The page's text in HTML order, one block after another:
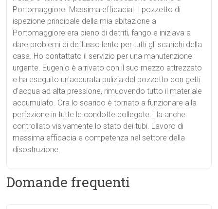
Portomaggiore. Massima efficacia! Il pozzetto di
ispezione principale della mia abitazione a
Portomaggiore era pieno di detriti, fango e iniziava a
dare problemi di deflusso lento per tutti gli scarichi della
casa. Ho contattato il servizio per una manutenzione
urgente. Eugenio è arrivato con il suo mezzo attrezzato
e ha eseguito un'accurata pulizia del pozzetto con getti
d'acqua ad alta pressione, rimuovendo tutto il materiale
accumulato. Ora lo scarico è tornato a funzionare alla
perfezione in tutte le condotte collegate. Ha anche
controllato visivamente lo stato dei tubi. Lavoro di
massima efficacia e competenza nel settore della
disostruzione.
Domande frequenti